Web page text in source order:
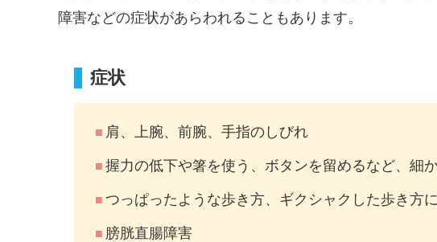
障害などの症状があらわれることもあります。
症状
肩、上腕、前腕、手指のしびれ
握力の低下や箸を使う、ボタンを留めるなど、細
つっぱったような歩き方、ギクシャクした歩き方
膀胱直腸障害